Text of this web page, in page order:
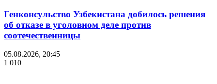
Генконсульство Узбекистана добилось решения
об отказе в уголовном деле против
соотечественницы
05.08.2026, 20:45
1 010